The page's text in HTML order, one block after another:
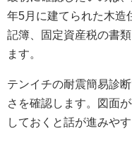
年5月に建てられた木造
記簿、固定資産税の書
ます。
テンイチの耐震簡易診
さを確認します。図面
しておくと話が進みやす